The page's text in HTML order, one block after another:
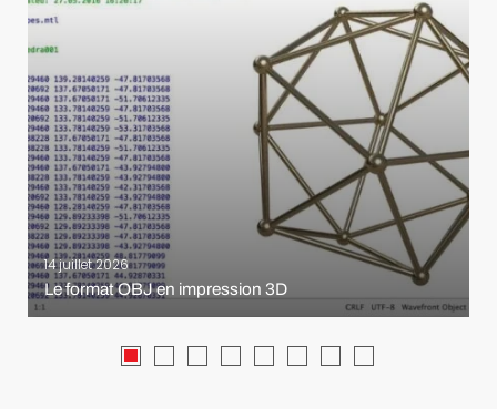
14 juillet 2026
Le format OBJ en impression 3D